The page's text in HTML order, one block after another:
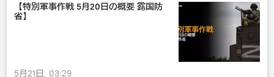
【特別軍事作戦 5月20日の概要 露国防
省】
5月21日, 03:29